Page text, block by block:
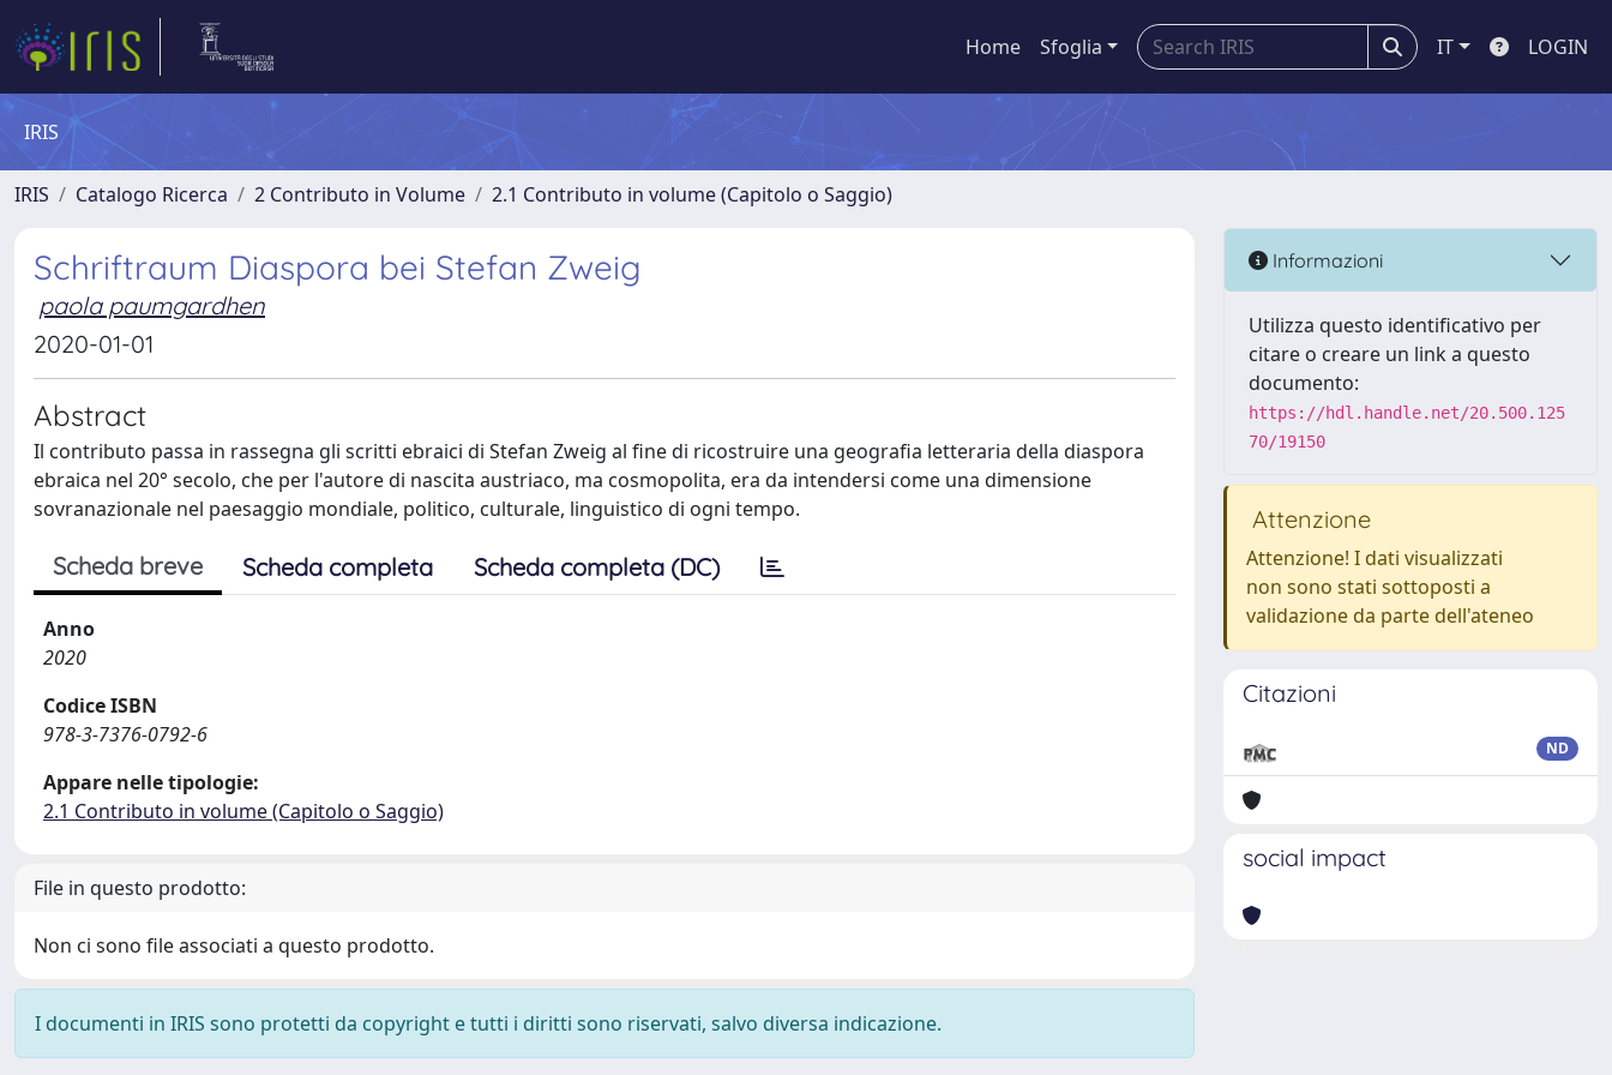
Home Sfoglia IT LOGIN
IRIS
IRIS Catalogo Ricerca 2 Contributo in Volume 2.1 Contributo in volume (Capitolo o Saggio)
Schriftraum Diaspora bei Stefan Zweig
paola paumgardhen
2020-01-01
Abstract
Il contributo passa in rassegna gli scritti ebraici di Stefan Zweig al fine di ricostruire una geografia letteraria della diaspora
ebraica nel 20° secolo, che per l'autore di nascita austriaco, ma cosmopolita, era da intendersi come una dimensione
sovranazionale nel paesaggio mondiale, politico, culturale, linguistico di ogni tempo.
Scheda breve Scheda completa Scheda completa (DC)
Anno
2020
Codice ISBN
978-3-7376-0792-6
Appare nelle tipologie:
2.1 Contributo in volume (Capitolo o Saggio)
File in questo prodotto:
Non ci sono file associati a questo prodotto.
I documenti in IRIS sono protetti da copyright e tutti i diritti sono riservati, salvo diversa indicazione.
Informazioni
Utilizza questo identificativo per
citare o creare un link a questo
documento:
https://hdl.handle.net/20.500.125
70/19150
Attenzione
Attenzione! I dati visualizzati
non sono stati sottoposti a
validazione da parte dell'ateneo
Citazioni
ND
social impact